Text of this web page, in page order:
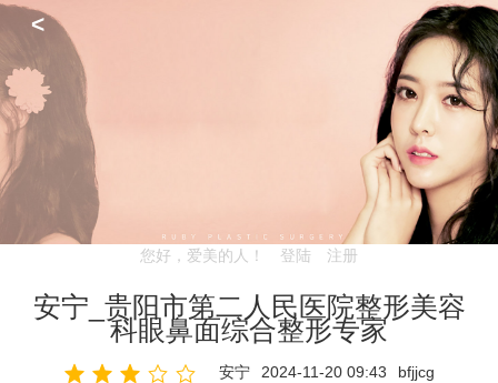
<
您好，爱美的人！ 登陆 注册
安宁_贵阳市第二人民医院整形美容
科眼鼻面综合整形专家
安宁 2024-11-20 09:43 bfjjcg